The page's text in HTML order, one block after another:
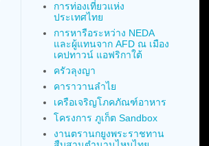
การท่องเที่ยวแห่ง
ประเทศไทย
การหารือระหว่าง NEDA
และผู้แทนจาก AFD ณ เมือง
เคปทาวน์ แอฟริกาใต้
ครัวลุงญา
คาราวานลำไย
เครือเจริญโภคภัณฑ์อาหาร
โครงการ ภูเก็ต Sandbox
งานตรานกยูงพระราชทาน